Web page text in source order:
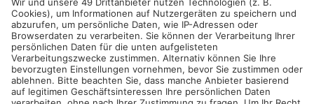
ASCHAFFENBURG.Auch in Aschaffenburg startet heute der
"Pride Month" mit verschiedenen Veranstaltungen. Derweil
reißt die Kritik am neuen CSU-Oberbürgermeister Markus
Schlemmer nicht ab.In der letzten Woche hat der neue
Oberbürgermeister bekannt gegeben, dass diesmal keine
Regenbogenflaggen an öffentlichen Gebäuden und Plätzen, wie